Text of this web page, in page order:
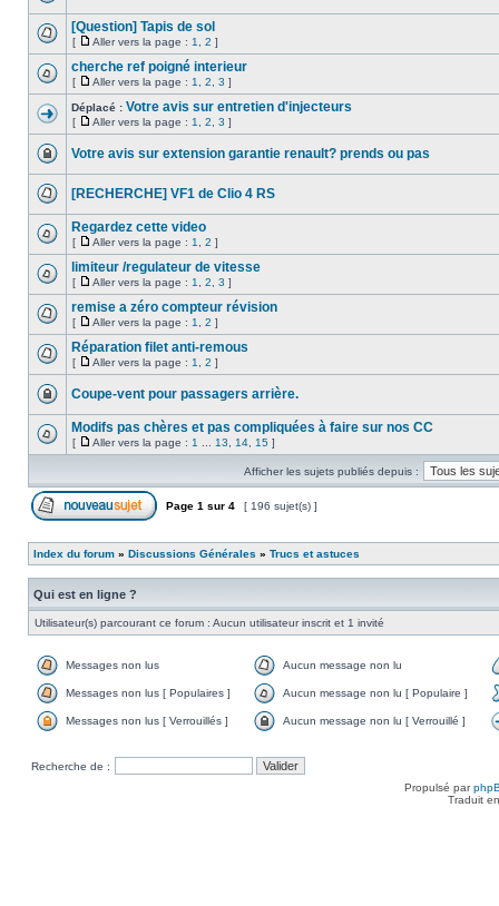
[Question] Tapis de sol
[ Aller vers la page : 1 2 ]
cherche ref poigné interieur
[ Aller vers la page : 1 2 3 ]
Déplacé : Votre avis sur entretien d'injecteurs
[ Aller vers la page : 1 2 3 ]
Votre avis sur extension garantie renault? prends ou pas
[RECHERCHE] VF1 de Clio 4 RS
Regardez cette video
[ Aller vers la page : 1 2 ]
limiteur /regulateur de vitesse
[ Aller vers la page : 1 2 3 ]
remise a zéro compteur révision
[ Aller vers la page : 1 2 ]
Réparation filet anti-remous
[ Aller vers la page : 1 2 ]
Coupe-vent pour passagers arrière.
Modifs pas chères et pas compliquées à faire sur nos CC
[ Aller vers la page : 1 13 14 15 ]
Afficher les sujets publiés depuis :
Page 1 sur 4 [ 196 sujet(s) ]
Index du forum » Discussions Générales » Trucs et astuces
Qui est en ligne ?
Utilisateur(s) parcourant ce forum : Aucun utilisateur inscrit et 1 invité
Messages non lus Aucun message non lu
Messages non lus [ Populaires ] Aucun message non lu [ Populaire ]
Messages non lus [ Verrouillés ] Aucun message non lu [ Verrouillé ]
Recherche de :
Propulsé par
Traduit